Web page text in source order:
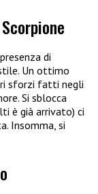
di
Un ottimo
sforzi fatti negli
Si sblocca
è già arrivato) ci
Insomma, si